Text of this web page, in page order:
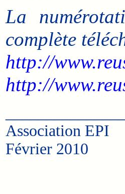
La
complète
http://
http://
Association EPI
Février 2010